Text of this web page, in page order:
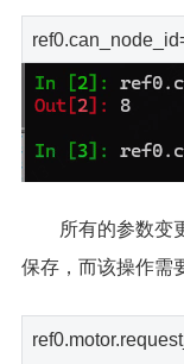
所有的参数变
保存，而该操作需